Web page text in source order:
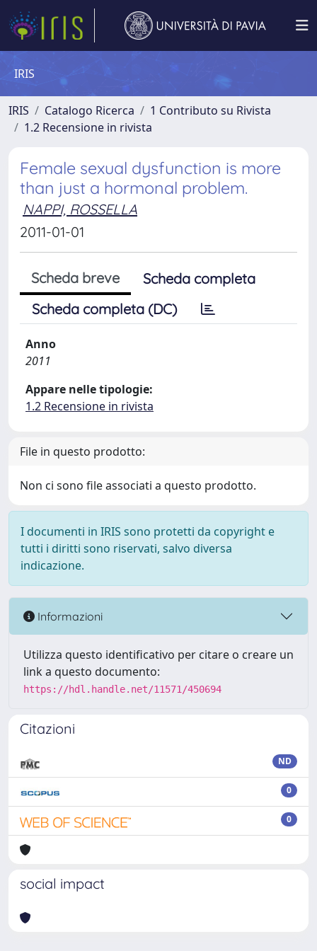
IRIS
IRIS Catalogo Ricerca
1 Contributo su Rivista
1.2 Recensione in rivista
Female sexual dysfunction is more
than just a hormonal problem.
NAPPI, ROSSELLA
2011-01-01
Scheda breve
Scheda completa
Scheda completa (DC)
Anno
2011
Appare nelle tipologie:
1.2 Recensione in rivista
File in questo prodotto:
Non ci sono file associati a questo prodotto.
I documenti in IRIS sono protetti da copyright e
tutti i diritti sono riservati, salvo diversa
indicazione.
Informazioni
Utilizza questo identificativo per citare o creare un
link a questo documento:
https://hdl.handle.net/11571/450694
Citazioni
ND
0
0
social impact